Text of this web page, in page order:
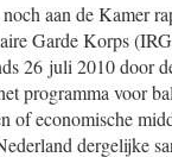
aan de Kamer
Garde Korps
26 juli 2010 door
programma voor
of economische
dergelijke